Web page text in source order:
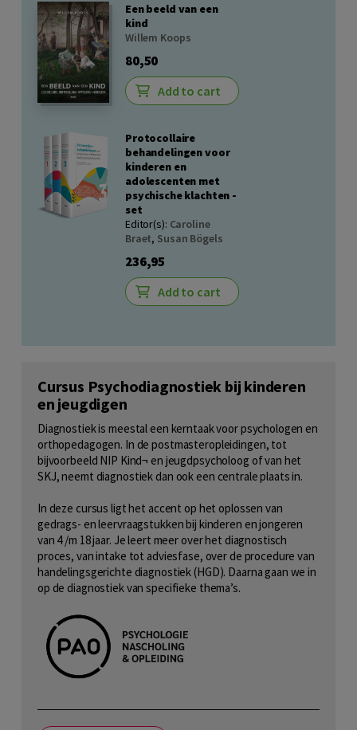
Een beeld van een
kind
Willem Koops
80,50
Add to cart
Protocollaire
behandelingen voor
kinderen en
adolescenten met
psychische klachten -
set
Editor(s): Caroline
Braet, Susan Bögels
236,95
Add to cart
Cursus Psychodiagnostiek bij kinderen
en jeugdigen
Diagnostiek is meestal een kerntaak voor psychologen en
orthopedagogen. In de postmasteropleidingen, tot
bijvoorbeeld NIP Kind¬ en jeugdpsycholoog of van het
SKJ, neemt diagnostiek dan ook een centrale plaats in.
In deze cursus ligt het accent op het oplossen van
gedrags- en leervraagstukken bij kinderen en jongeren
van 4 /m 18 jaar. Je leert meer over het diagnostisch
proces, van intake tot adviesfase, over de procedure van
handelingsgerichte diagnostiek (HGD). Daarna gaan we in
op de diagnostiek van specifieke thema’s.